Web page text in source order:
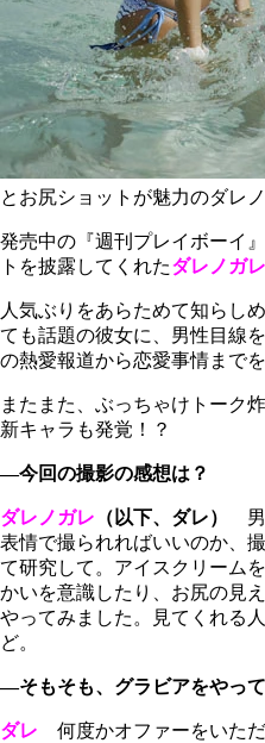
とお尻ショットが魅力のダレ
発売中の『週刊プレイボーイ
トを披露してくれたダレノガ
人気ぶりをあらためて知らし
ても話題の彼女に、男性目線
の熱愛報道から恋愛事情までを
またまた、ぶっちゃけトーク
新キャラも発覚！？
―今回の撮影の感想は？
ダレノガレ （以下、ダレ）
男
表情で撮られればいいのか、
て研究して。アイスクリーム
かいを意識したり、お尻の見
やってみました。見てくれる
ど。
―そもそも、グラビアをやっ
ダレ 何度かオファーをいただ